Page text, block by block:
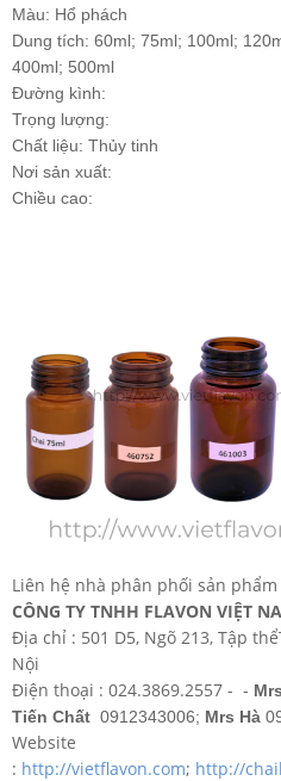
Màu: Hổ phách
Dung tích: 60ml; 75ml; 100ml;
400ml; 500ml
Đường kình:
Trọng lượng:
Chất liệu: Thủy tinh
Nơi sản xuất:
Chiều cao:
Liên hệ nhà phân phối sản
CÔNG TY TNHH FLAVON VIỆT
Địa chỉ : 501 D5, Ngõ 213, Tập
Nội
Điện thoại : 024.3869.2557 - -
Tiến Chất 0912343006; Mrs Hà
Website
: http://vietflavon.com; http://